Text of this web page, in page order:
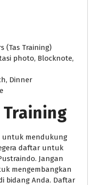
(Tas Training)
photo, Blocknote,
Dinner
untuk mendukung
daftar untuk
Jangan
mengembangkan
bidang Anda. Daftar